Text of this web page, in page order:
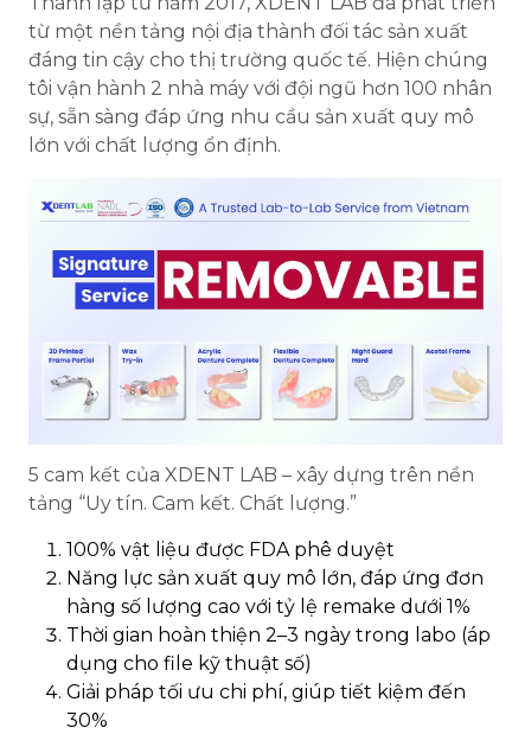
từ một nền tảng nội địa thành đối tác sản xuất
đáng tin cậy cho thị trường quốc tế. Hiện chúng
tôi vận hành 2 nhà máy với đội ngũ hơn 100 nhân
sự, sẵn sàng đáp ứng nhu cầu sản xuất quy mô
lớn với chất lượng ổn định.
5 cam kết của XDENT LAB – xây dựng trên nền
tảng “Uy tín. Cam kết. Chất lượng.”
100% vật liệu được FDA phê duyệt
Năng lực sản xuất quy mô lớn, đáp ứng đơn
hàng số lượng cao với tỷ lệ remake dưới 1%
Thời gian hoàn thiện 2–3 ngày trong labo (áp
dụng cho file kỹ thuật số)
Giải pháp tối ưu chi phí, giúp tiết kiệm đến
30%